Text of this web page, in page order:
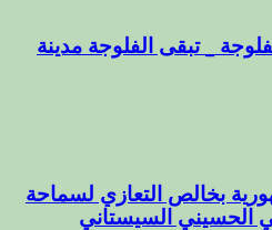
_ تبقى الفلوجة مدينة
بخالص التعازي لسماحة
الحسيني السيستاني